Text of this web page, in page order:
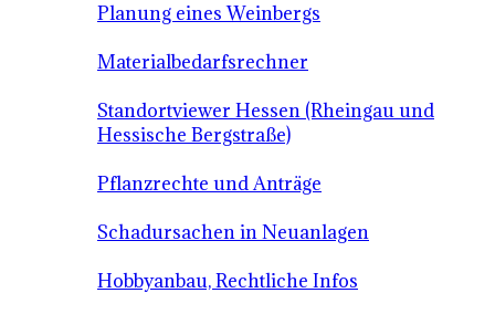
Planung eines Weinbergs
Materialbedarfsrechner
Standortviewer Hessen (Rheingau und
Hessische Bergstraße)
Pflanzrechte und Anträge
Schadursachen in Neuanlagen
Hobbyanbau, Rechtliche Infos